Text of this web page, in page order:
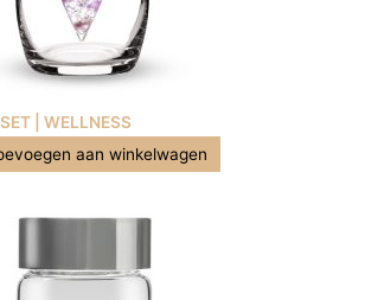
| WELLNESS
aan winkelwagen